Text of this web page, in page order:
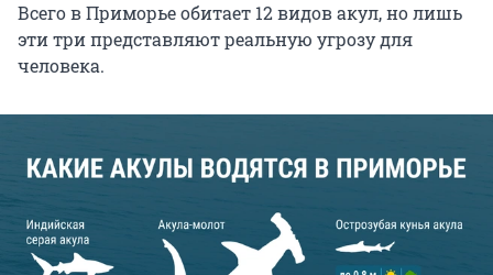
Всего в Приморье обитает 12 видов акул, но лишь
эти три представляют реальную угрозу для
человека.